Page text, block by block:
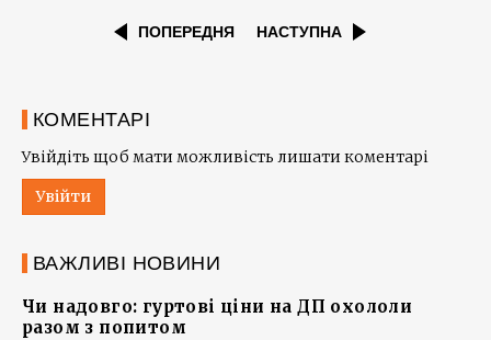
ПОПЕРЕДНЯ НАСТУПНА
КОМЕНТАРІ
Увійдіть щоб мати можливість лишати коментарі
Увійти
ВАЖЛИВІ НОВИНИ
Чи надовго: гуртові ціни на ДП охололи
разом з попитом